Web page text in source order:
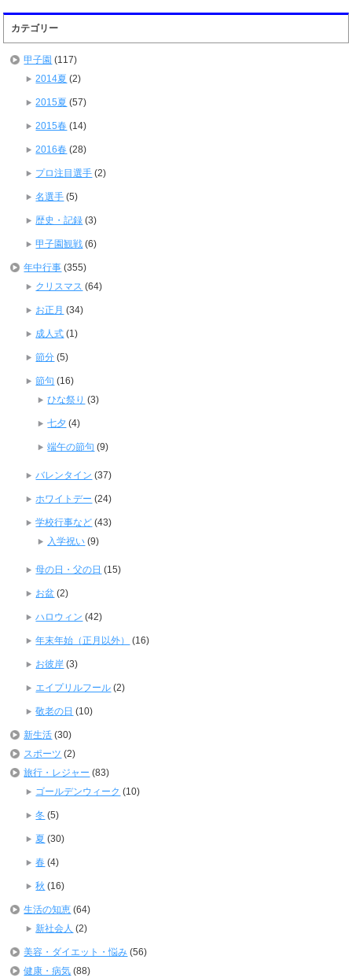
カテゴリー
甲子園 (117)
2014夏 (2)
2015夏 (57)
2015春 (14)
2016春 (28)
プロ注目選手 (2)
名選手 (5)
歴史・記録 (3)
甲子園観戦 (6)
年中行事 (355)
クリスマス (64)
お正月 (34)
成人式 (1)
節分 (5)
節句 (16)
ひな祭り (3)
七夕 (4)
端午の節句 (9)
バレンタイン (37)
ホワイトデー (24)
学校行事など (43)
入学祝い (9)
母の日・父の日 (15)
お盆 (2)
ハロウィン (42)
年末年始（正月以外） (16)
お彼岸 (3)
エイプリルフール (2)
敬老の日 (10)
新生活 (30)
スポーツ (2)
旅行・レジャー (83)
ゴールデンウィーク (10)
冬 (5)
夏 (30)
春 (4)
秋 (16)
生活の知恵 (64)
新社会人 (2)
美容・ダイエット・悩み (56)
健康・病気 (88)